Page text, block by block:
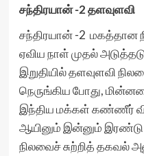
சந்திரயான் -2 தளவுளவி
சந்திரயான் -2 மகத்தான
ஏவிய நாள் முதல்
இறுதியில் தளவுளவி
நெருங்கிய போது,
இந்திய மக்கள் கண்ணீர்
ஆயினும் இன்னும்
நிலவைச் சுற்றித் தகவல்